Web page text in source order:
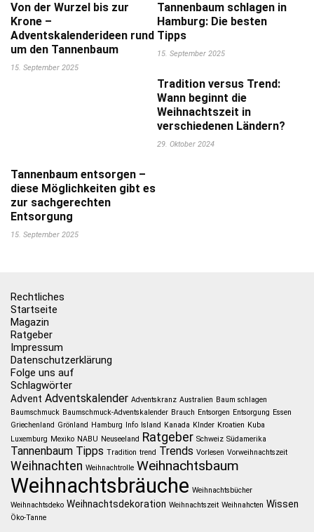
Von der Wurzel bis zur
Krone –
Adventskalenderideen rund
um den Tannenbaum
15. September 2025
Tannenbaum schlagen in
Hamburg: Die besten
Tipps
15. September 2025
Tradition versus Trend:
Wann beginnt die
Weihnachtszeit in
verschiedenen Ländern?
29. Oktober 2024
Tannenbaum entsorgen –
diese Möglichkeiten gibt es
zur sachgerechten
Entsorgung
15. September 2025
Rechtliches
Startseite
Magazin
Ratgeber
Impressum
Datenschutzerklärung
Folge uns auf
Schlagwörter
Advent Adventskalender Adventskranz Australien Baum schlagen
Baumschmuck Baumschmuck-Adventskalender Brauch Entsorgen Entsorgung Essen
Griechenland Grönland Hamburg Info Island Kanada KInder Kroatien Kuba
Luxemburg Mexiko NABU Neuseeland Ratgeber Schweiz Südamerika
Tannenbaum Tipps Tradition trend Trends Vorlesen Vorweihnachtszeit
Weihnachten Weihnachtrolle Weihnachtsbaum
Weihnachtsbräuche Weihnachtsbücher
Weihnachtsdeko Weihnachtsdekoration Weihnachtszeit Weihnahcten Wissen
Öko-Tanne